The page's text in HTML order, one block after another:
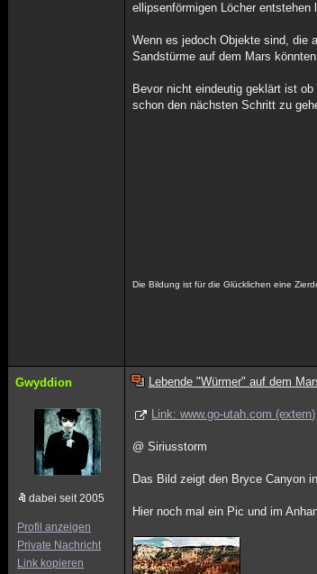
ellipsenförmigen Löcher entstehen
Wenn es jedoch Objekte sind, die
Sandstürme auf dem Mars
Bevor nicht eindeutig geklärt ist
schon den nächsten Schritt zu
Die Bildung ist für die Glücklichen eine
Gwyddion
dabei seit 2005
Profil anzeigen
Private Nachricht
Link kopieren
Lebende "Würmer" auf dem
Link: www.go-utah.com (extern)
@ Siriusstorm
Das Bild zeigt den Bryce Canyon
Hier noch mal ein Pic und im